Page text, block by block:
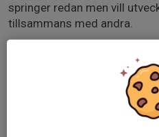
springer redan men vill
tillsammans med andra.
Fokus kommer vara att på
lära sig grunderna i löpning.
Varje pass är ca 60–75 min
•Teknikövningar